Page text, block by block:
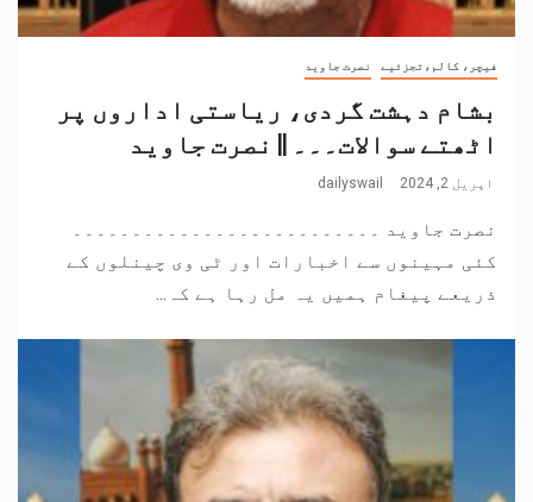
فیچر، کالم،تجزئیے نصرت جاوید
بشام دہشت گردی، ریاستی اداروں پر
اٹھتے سوالات۔۔۔ || نصرت جاوید
اپریل 2, 2024 dailyswail
نصرت جاوید ۔۔۔۔۔۔۔۔۔۔۔۔۔۔۔۔۔۔۔۔۔۔۔۔۔۔
کئی مہینوں سے اخبارات اور ٹی وی چینلوں کے
ذریعے پیغام ہمیں یہ مل رہا ہے کہ...